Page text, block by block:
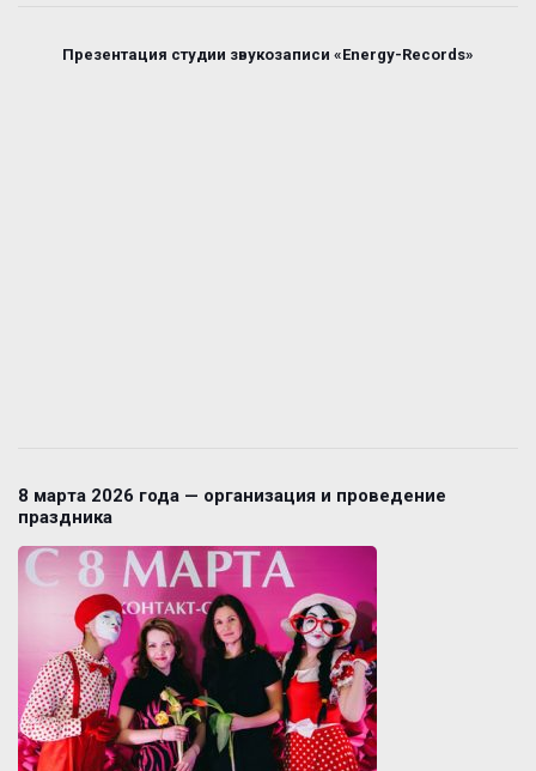
Презентация студии звукозаписи «Energy-Records»
8 марта 2026 года — организация и проведение
праздника